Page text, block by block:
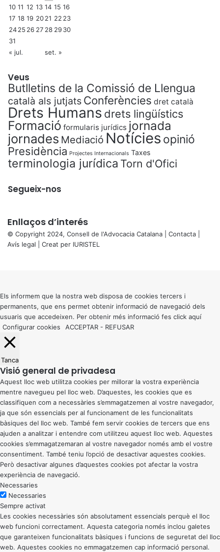
10 11 12 13 14 15 16
17 18 19 2021 22 23
2425 26 27 28 2930
31
« jul.
set. »
Veus
Butlletins de la Comissió de Llengua
català als jutjats Conferències dret català
Drets Humans drets lingüístics
Formació formularis jurídics jornada
jornades Mediació Notícies opinió
Presidència Projectes Internacionals Taxes
terminologia jurídica Torn d'Ofici
Segueix-nos
Enllaços d’interés
© Copyright 2024, Consell de l'Advocacia Catalana | Contacta
Avís legal | Creat per IURISTEL
button
Els informem que la nostra web disposa de cookies tercers i
permanents, que ens permet obtenir informació de navegació dels
usuaris que accedeixen. Per obtenir més informació fes click aquí
Configurar cookies
ACCEPTAR - REFUSAR
Tanca
Visió general de privadesa
Aquest lloc web utilitza cookies per millorar la vostra experiència
mentre navegueu pel lloc web. D’aquestes, les cookies que es
classifiquen com a necessàries s’emmagatzemen al vostre navegador,
ja que són essencials per al funcionament de les funcionalitats
bàsiques del lloc web. També fem servir cookies de tercers que ens
ajuden a analitzar i entendre com utilitzeu aquest lloc web. Aquestes
cookies s’emmagatzemaran al vostre navegador només amb el vostre
consentiment. També teniu l’opció de desactivar aquestes cookies.
Però desactivar algunes d’aquestes cookies pot afectar la vostra
experiència de navegació.
Necessaries
Necessaries
Sempre activat
Les cookies necessàries són absolutament essencials perquè el lloc
web funcioni correctament. Aquesta categoria només inclou galetes
que garanteixen funcionalitats bàsiques i funcions de seguretat del lloc
web. Aquestes cookies no emmagatzemen cap informació personal.